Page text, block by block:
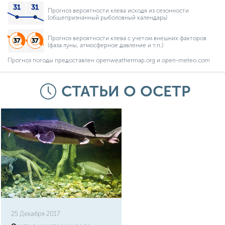
Прогноз вероятности клева исходя из сезонности
(общепризнанный рыболовный календарь)
Прогноз вероятности клева с учетом внешних факторов
(фаза луны, атмосферное давление и т.п.)
Прогноз погоды предоставлен openweathermap.org и open-meteo.com
СТАТЬИ О ОСЕТР
25 Декабря 2017